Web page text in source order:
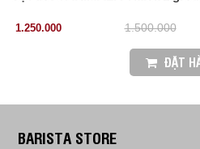
1.250.000 1.500.000
ĐẶT
BARISTA STORE